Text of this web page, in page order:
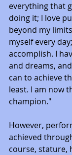
everything that
doing it; I love
beyond my
myself every
accomplish. I
and dreams,
can to achieve
least. I am now
champion."
However,
achieved
course, stature,